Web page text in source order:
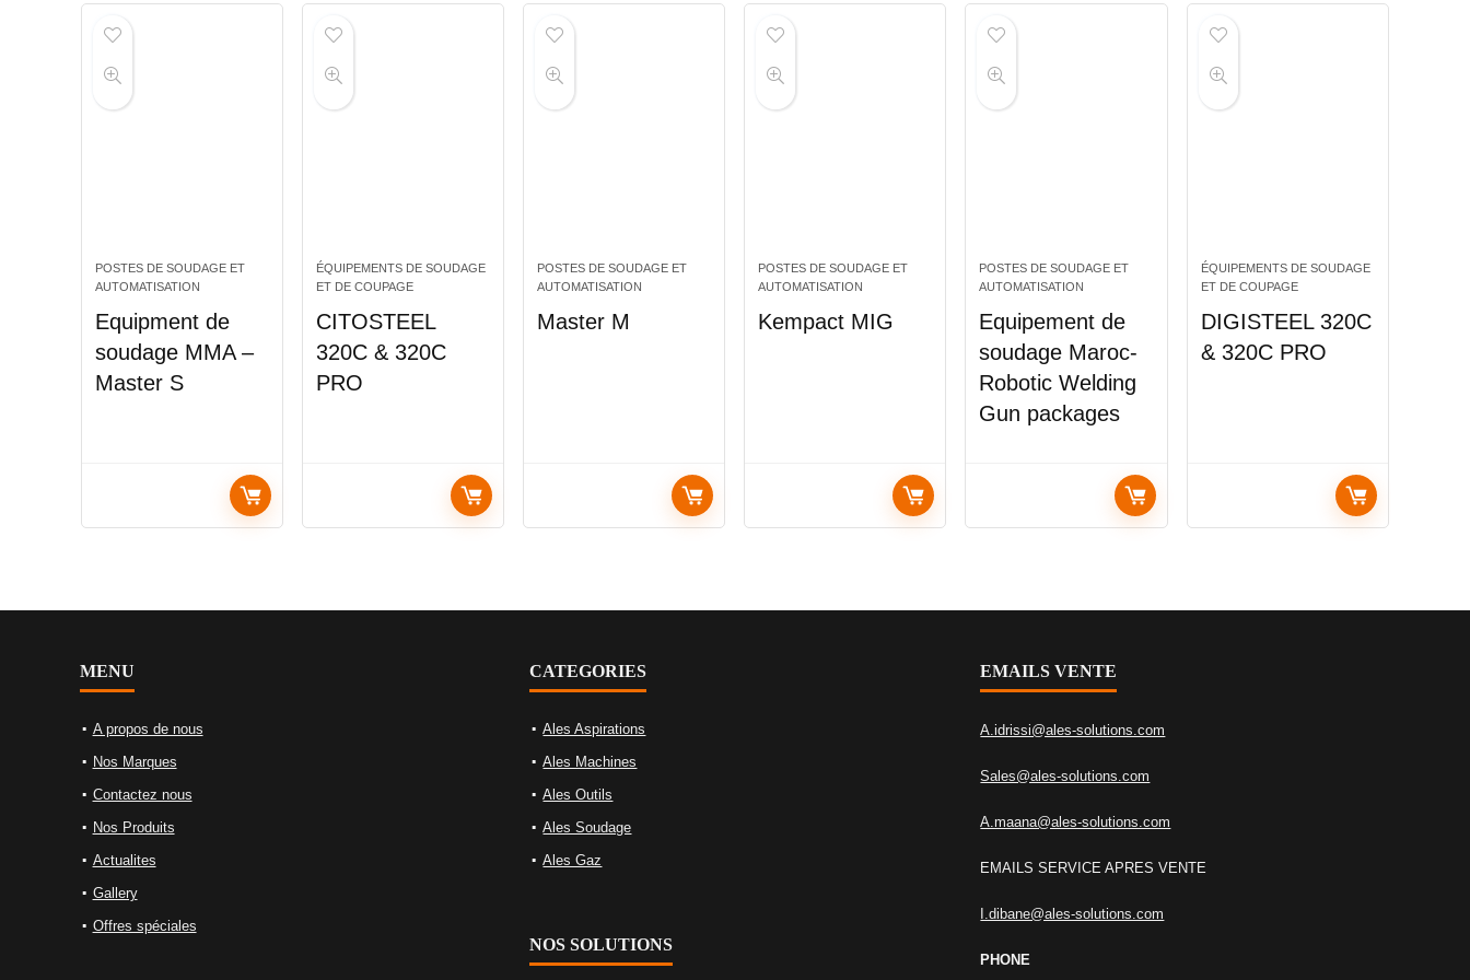
POSTES DE SOUDAGE ET
AUTOMATISATION
Equipment de
soudage MMA –
Master S
ÉQUIPEMENTS DE SOUDAGE
ET DE COUPAGE
CITOSTEEL
320C & 320C
PRO
POSTES DE SOUDAGE ET
AUTOMATISATION
Master M
POSTES DE SOUDAGE ET
AUTOMATISATION
Kempact MIG
POSTES DE SOUDAGE ET
AUTOMATISATION
Equipement de
soudage Maroc-
Robotic Welding
Gun packages
ÉQUIPEMENTS DE SOUDAGE
ET DE COUPAGE
DIGISTEEL 320C
& 320C PRO
MENU
A propos de nous
Nos Marques
Contactez nous
Nos Produits
Actualites
Gallery
Offres spéciales
CATEGORIES
Ales Aspirations
Ales Machines
Ales Outils
Ales Soudage
Ales Gaz
NOS SOLUTIONS
EMAILS VENTE
A.idrissi@ales-solutions.com
Sales@ales-solutions.com
A.maana@ales-solutions.com
EMAILS SERVICE APRES VENTE
I.dibane@ales-solutions.com
PHONE